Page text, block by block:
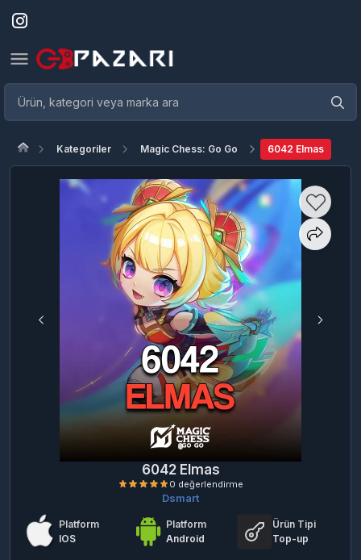
Kategoriler Magic Chess: Go Go 6042 Elmas
6042 Elmas
Dsmart
Platform
IOS
Platform
Android
Ürün Tipi
Top-up